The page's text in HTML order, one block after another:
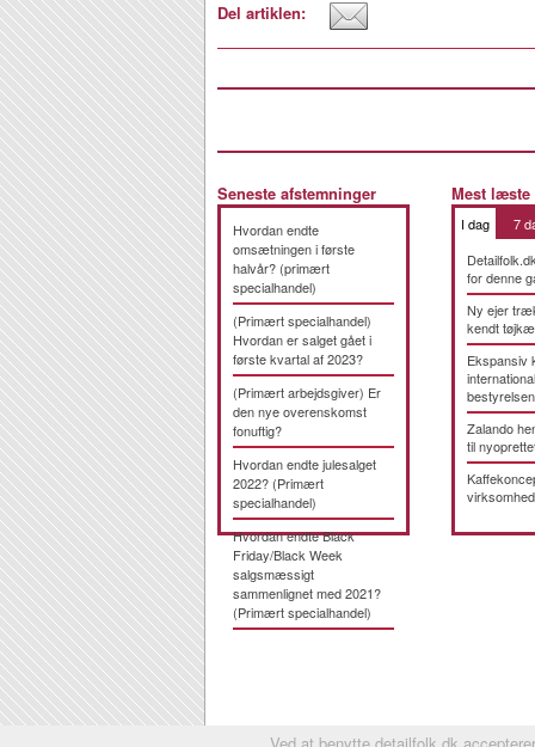
Del artiklen:
Seneste afstemninger
Hvordan endte
omsætningen i første
halvår? (primært
specialhandel)
(Primært specialhandel)
Hvordan er salget gået i
første kvartal af 2023?
(Primært arbejdsgiver) Er
den nye overenskomst
fonuftig?
Hvordan endte julesalget
2022? (Primært
specialhandel)
Hvordan endte Black
Friday/Black Week
salgsmæssigt
sammenlignet med 2021?
(Primært specialhandel)
Mest læste
I dag
7
for denne
Ny ejer
kendt
Ekspansiv
bestyrelsen
Zalando
til